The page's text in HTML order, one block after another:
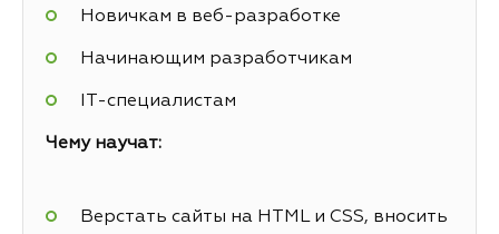
Новичкам в веб-разработке
Начинающим разработчикам
IT-специалистам
Чему научат:
Верстать сайты на HTML и CSS, вносить